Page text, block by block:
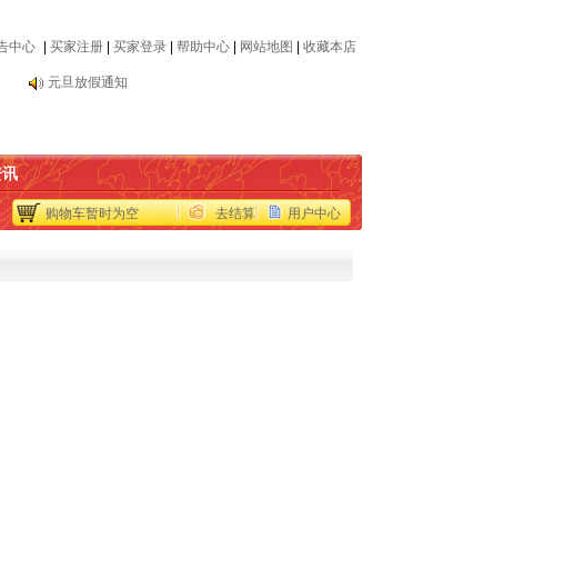
中心 买家注册 买家登录 帮助中心 网站地图 收藏本店
元旦放假通知
元旦放假通知
购物车暂时为空 去结算 用户中心